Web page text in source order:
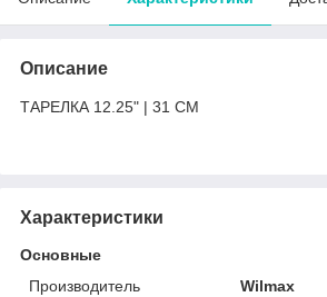
Описание
ТАРЕЛКА 12.25" | 31 CM
Характеристики
Основные
Производитель
Wilmax